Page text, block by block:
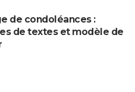
de condoléances :
de textes et modèle de